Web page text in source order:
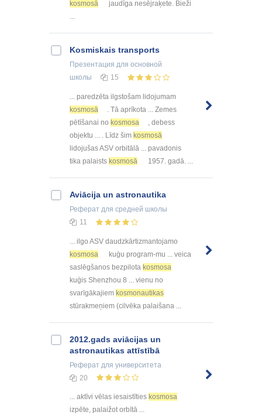
kosmosā
jaudīga nesējraķete. Bieži
...
Kosmiskais transports
Презентация для основной
школы
15
... paredzēta ilgstošam lidojumam
kosmosā
. Tā aprīkota ... Zemes
pētīšanai no kosmosa
, debess
objektu ... . Līdz šim kosmosā
lidojušas ASV orbitālā ... pavadonis
tika palaists kosmosā 1957. gadā. ...
Aviācija un astronautika
Реферат для средней школы
11
... ilgo ASV daudzkārtizmantojamo
kosmosa
kuģu program-mu ... veica
saslēgšanos bezpilota kosmosa
kuģis Shenzhou 8 ... vienu no
svarīgākajiem kosmonautikas
stūrakmeņiem (cilvēka palaišana ...
2012.gads aviācijas un
astronautikas attīstībā
Реферат для университета
20
... aktīvi vēlas iesaistīties kosmosa
izpēte, palaižot orbītā ...